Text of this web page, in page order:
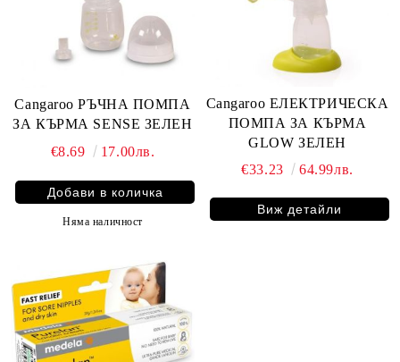
Cangaroo РЪЧНА ПОМПА
ЗА КЪРМА SENSE ЗЕЛЕН
€8.69
17.00лв.
Няма наличност
Cangaroo ЕЛЕКТРИЧЕСКА
ПОМПА ЗА КЪРМА
GLOW ЗЕЛЕН
€33.23
64.99лв.
Виж детайли